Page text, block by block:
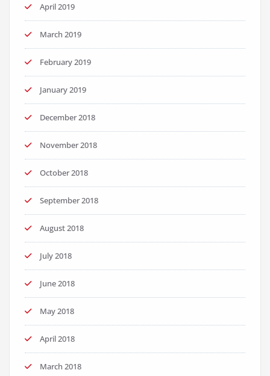
April 2019
March 2019
February 2019
January 2019
December 2018
November 2018
October 2018
September 2018
August 2018
July 2018
June 2018
May 2018
April 2018
March 2018